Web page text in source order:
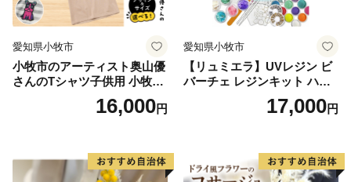
選出されています。また、勝田駅から阿字ヶ浦駅まで計
10駅（今後、国営ひたち海浜公園前まで延伸予定）に設
置されている駅名標は、それぞれの地域の魅力が一目で
伝わるユニークなデザインとなっており、2015年度グ
ッドデザイン賞を受賞しました。列車のレトロな雰囲気
と広大なお芋畑や田園風景を眺めながら、14.3ｋｍのシ
愛知県小牧市
小牧市のアーティスト奥山優
さんのTシャツ子供用 小牧市
16,000円
愛知県小牧市
【リュミエラ】UVレジン ビ
バーチェ レジンキット ハン
ドメイド レジンクラフト ア
クセサリーキット 手作り セ
17,000円